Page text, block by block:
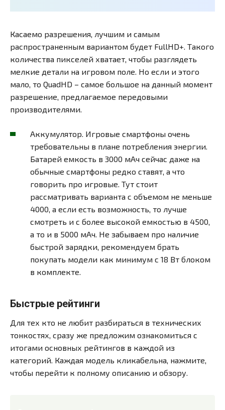
Касаемо разрешения, лучшим и самым
распространенным вариантом будет FullHD+. Такого
количества пикселей хватает, чтобы разглядеть
мелкие детали на игровом поле. Но если и этого
мало, то QuadHD – самое большое на данный момент
разрешение, предлагаемое передовыми
производителями.
Аккумулятор. Игровые смартфоны очень
требовательны в плане потребления энергии.
Батарей емкость в 3000 мАч сейчас даже на
обычные смартфоны редко ставят, а что
говорить про игровые. Тут стоит
рассматривать варианта с объемом не меньше
4000, а если есть возможность, то лучше
смотреть и с более высокой емкостью в 4500,
а то и в 5000 мАч. Не забываем про наличие
быстрой зарядки, рекомендуем брать
покупать модели как минимум с 18 Вт блоком
в комплекте.
Быстрые рейтинги
Для тех кто не любит разбираться в технических
тонкостях, сразу же предложим ознакомиться с
итогами основных рейтингов в каждой из
категорий. Каждая модель кликабельна, нажмите,
чтобы перейти к полному описанию и обзору.